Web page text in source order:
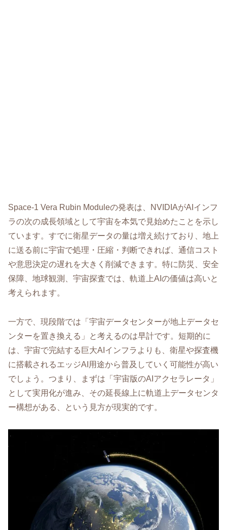
Space-1 Vera Rubin Moduleの発表は、NVIDIAがAIインフ
ラの次の成長領域として宇宙を本気で見始めたことを示し
ています。すでに衛星データの量は増え続けており、地上
に送る前に宇宙で処理・圧縮・判断できれば、通信コスト
や意思決定の遅れを大きく削減できます。特に防災、安全
保障、地球観測、宇宙探査では、軌道上AIの価値は高いと
考えられます。
一方で、現段階では「宇宙データセンターが地上データセ
ンターを置き換える」と考えるのは早計です。短期的に
は、宇宙で完結する巨大AIインフラよりも、衛星や探査機
に搭載されるエッジAI用途から普及していく可能性が高い
でしょう。つまり、まずは「宇宙版のAIアクセラレータ」
として実用化が進み、その延長線上に軌道上データセンタ
ー構想がある、という見方が現実的です。